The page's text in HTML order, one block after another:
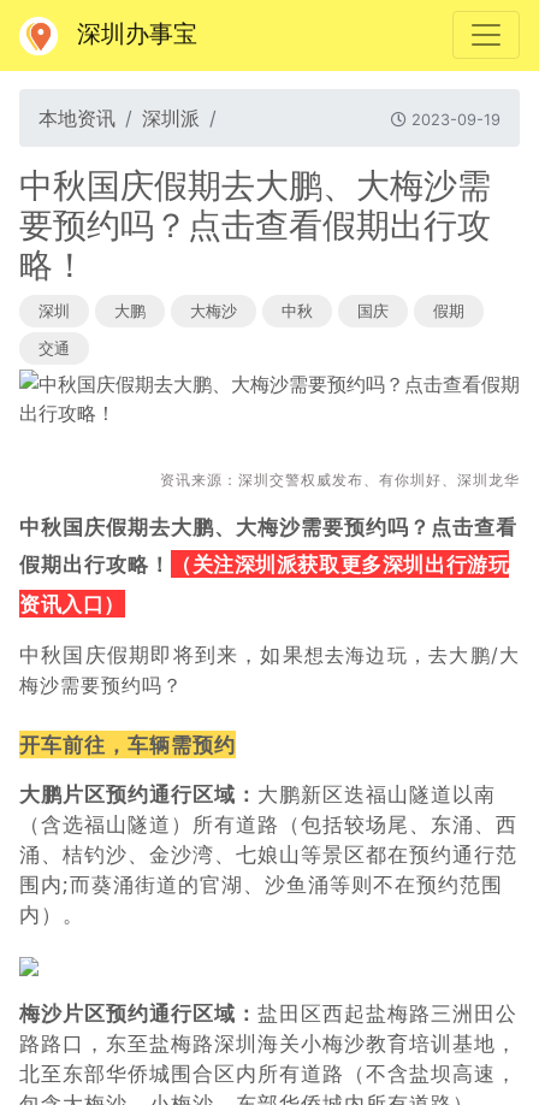
深圳办事宝
本地资讯 深圳派 2023-09-19
中秋国庆假期去大鹏、大梅沙需
要预约吗？点击查看假期出行攻
略！
深圳 大鹏 大梅沙 中秋 国庆 假期
交通
资讯来源：深圳交警权威发布、有你圳好、深圳龙华
中秋国庆假期去大鹏、大梅沙需要预约吗？点击查看
假期出行攻略！
（关注深圳派获取更多深圳出行游玩
资讯入口）
中秋国庆假期即将到来，如果想去海边玩 ，去大鹏/大
梅沙需要预约吗？
开车前往，车辆需预约
大鹏片区预约通行区域： 大鹏新区迭福山隧道以南
（含选福山隧道）所有道路（包括较场尾、东涌、西
涌、桔钓沙、金沙湾、七娘山等景区都在预约通行范
围内;而葵涌街道的官湖、沙鱼涌等则不在预约范围
内）。
梅沙片区预约通行区域： 盐田区西起盐梅路三洲田公
路路口，东至盐梅路深圳海关小梅沙教育培训基地，
北至东部华侨城围合区内所有道路（不含盐坝高速，